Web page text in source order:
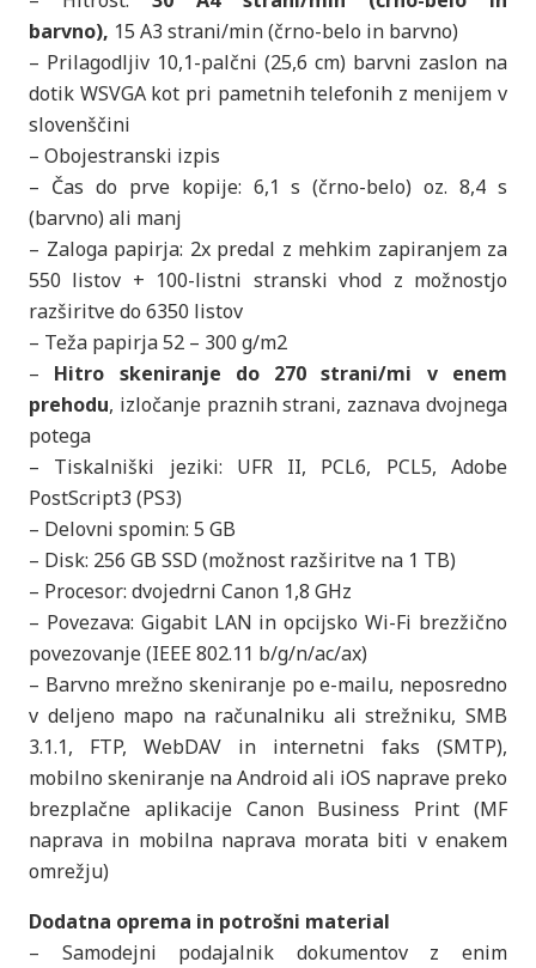
barvno), 15 A3 strani/min (črno-belo in barvno)
– Prilagodljiv 10,1-palčni (25,6 cm) barvni zaslon na
dotik WSVGA kot pri pametnih telefonih z menijem v
slovenščini
– Obojestranski izpis
– Čas do prve kopije: 6,1 s (črno-belo) oz. 8,4 s
(barvno) ali manj
– Zaloga papirja: 2x predal z mehkim zapiranjem za
550 listov + 100-listni stranski vhod z možnostjo
razširitve do 6350 listov
– Teža papirja 52 – 300 g/m2
– Hitro skeniranje do 270 strani/mi v enem
prehodu, izločanje praznih strani, zaznava dvojnega
potega
– Tiskalniški jeziki: UFR II, PCL6, PCL5, Adobe
PostScript3 (PS3)
– Delovni spomin: 5 GB
– Disk: 256 GB SSD (možnost razširitve na 1 TB)
– Procesor: dvojedrni Canon 1,8 GHz
– Povezava: Gigabit LAN in opcijsko Wi-Fi brezžično
povezovanje (IEEE 802.11 b/g/n/ac/ax)
– Barvno mrežno skeniranje po e-mailu, neposredno
v deljeno mapo na računalniku ali strežniku, SMB
3.1.1, FTP, WebDAV in internetni faks (SMTP),
mobilno skeniranje na Android ali iOS naprave preko
brezplačne aplikacije Canon Business Print (MF
naprava in mobilna naprava morata biti v enakem
omrežju)
Dodatna oprema in potrošni material
– Samodejni podajalnik dokumentov z enim